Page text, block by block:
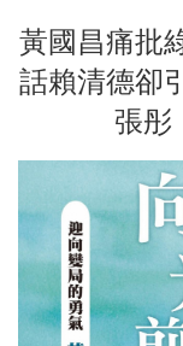
黃國昌痛批
話賴清德卻
張彤